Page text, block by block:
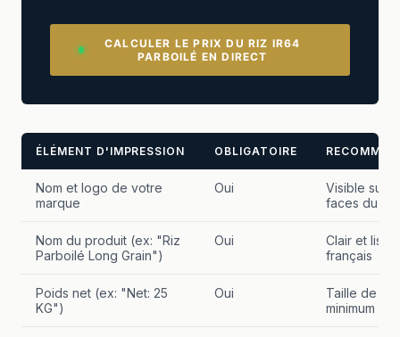
CALCULER LE PRIX DU RIZ IR64
PARBOILÉ EN DIRECT
ÉLÉMENT D'IMPRESSION OBLIGATOIRE
Nom et logo de votre
marque
Oui
Visible sur
faces du
Nom du produit (ex: "Riz
Parboilé Long Grain")
Oui
Clair et
français
Poids net (ex: "Net: 25
KG")
Oui
Taille de
minimum